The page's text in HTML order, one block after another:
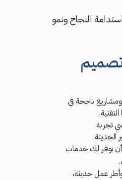
النجاح ونمو
تصميم
ناجحة في
تجربة
الحديثة.
أن توفر لك خدمات
عمل حديثة،